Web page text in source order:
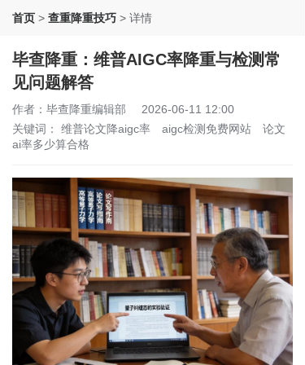
首页 > 查重降重技巧 > 详情
毕查降重：维普AIGC率降重与检测常
见问题解答
作者：毕查降重编辑部
2026-06-11 12:00
关键词： 维普论文降aigc率 aigc检测免费网站
论文
ai率多少算合格